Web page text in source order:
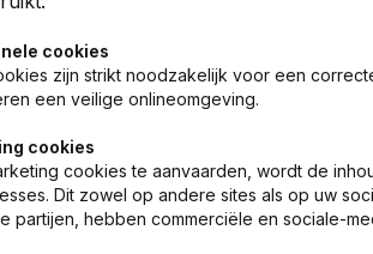
Bollen Gilbert
€10.345 -30,23%
cookies
zijn strikt noodzakelijk voor een
een veilige onlineomgeving.
cookies
cookies te aanvaarden, wordt de
Dit zowel op andere sites als op uw
partijen, hebben commerciële en sociale-